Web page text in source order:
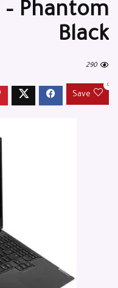
Phantom
Black
290
Save
0